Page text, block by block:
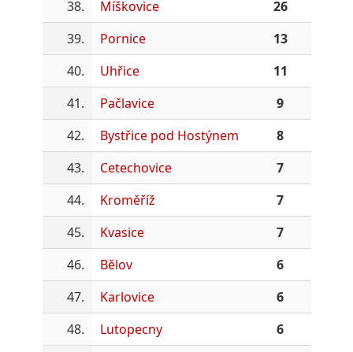
38. Míškovice
26
39.
Pornice
13
40.
Uhřice
11
41.
Pačlavice
9
42.
Bystřice pod Hostýnem
8
43.
Cetechovice
7
44.
Kroměříž
7
45.
Kvasice
7
46.
Bělov
6
47.
Karlovice
6
48.
Lutopecny
6